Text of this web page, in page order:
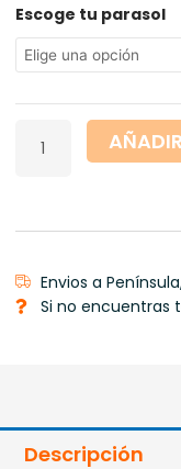
Escoge tu parasol
Citroën
Berlingo
2008
2018
con
excepto
doble
Envios a
Si no encuentras
Descripción